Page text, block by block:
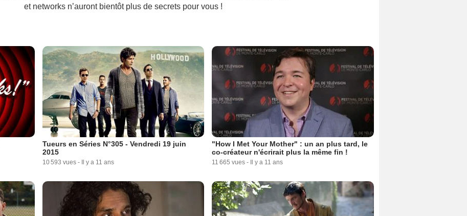
et networks n’auront bientôt plus de secrets pour vous !
Tueurs en Séries N°305 - Vendredi 19 juin
2015
10 593 vues - Il y a 11 ans
"How I Met Your Mother" : un an plus tard, le
co-créateur n'écrirait plus la même fin !
11 665 vues - Il y a 11 ans